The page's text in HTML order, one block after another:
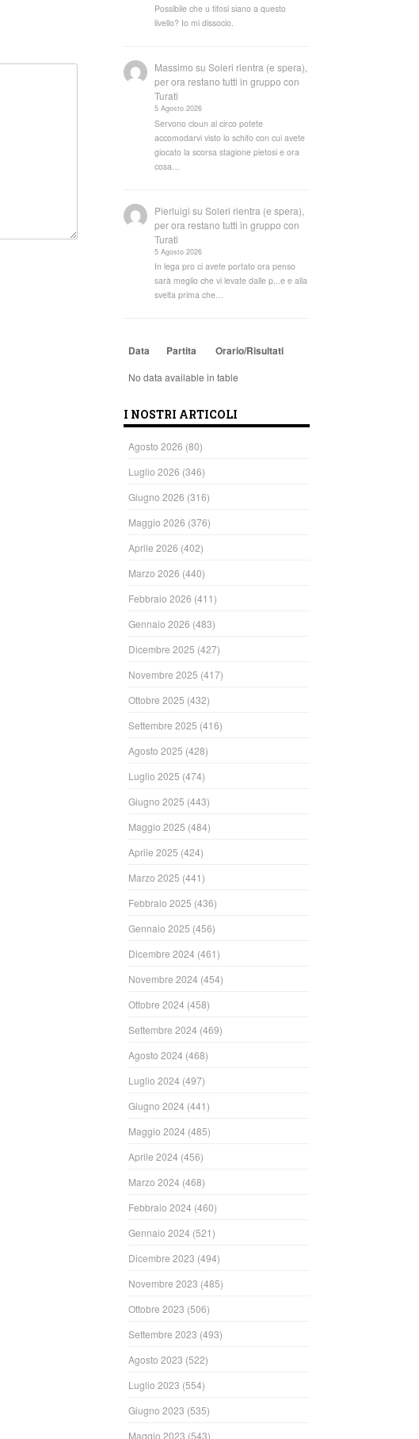
Possibile che u tifosi siano a questo
livello? Io mi dissocio.
Massimo suSoleri rientra (e spera),
per ora restano tutti in gruppo con
Turati
5 Agosto 2026
Servono cloun al circo potete
accomodarvi visto lo schifo con cui avete
giocato la scorsa stagione pietosi e ora
cosa…
Pierluigi suSoleri rientra (e spera),
per ora restano tutti in gruppo con
Turati
5 Agosto 2026
In lega pro ci avete portato ora penso
sarà meglio che vi levate dalle p...e e alla
svelta prima che…
Data Partita Orario/Risultati
No data available in table
I NOSTRI ARTICOLI
Agosto 2026 (80)
Luglio 2026 (346)
Giugno 2026 (316)
Maggio 2026 (376)
Aprile 2026 (402)
Marzo 2026 (440)
Febbraio 2026 (411)
Gennaio 2026 (483)
Dicembre 2025 (427)
Novembre 2025 (417)
Ottobre 2025 (432)
Settembre 2025 (416)
Agosto 2025 (428)
Luglio 2025 (474)
Giugno 2025 (443)
Maggio 2025 (484)
Aprile 2025 (424)
Marzo 2025 (441)
Febbraio 2025 (436)
Gennaio 2025 (456)
Dicembre 2024 (461)
Novembre 2024 (454)
Ottobre 2024 (458)
Settembre 2024 (469)
Agosto 2024 (468)
Luglio 2024 (497)
Giugno 2024 (441)
Maggio 2024 (485)
Aprile 2024 (456)
Marzo 2024 (468)
Febbraio 2024 (460)
Gennaio 2024 (521)
Dicembre 2023 (494)
Novembre 2023 (485)
Ottobre 2023 (506)
Settembre 2023 (493)
Agosto 2023 (522)
Luglio 2023 (554)
Giugno 2023 (535)
Maggio 2023 (543)